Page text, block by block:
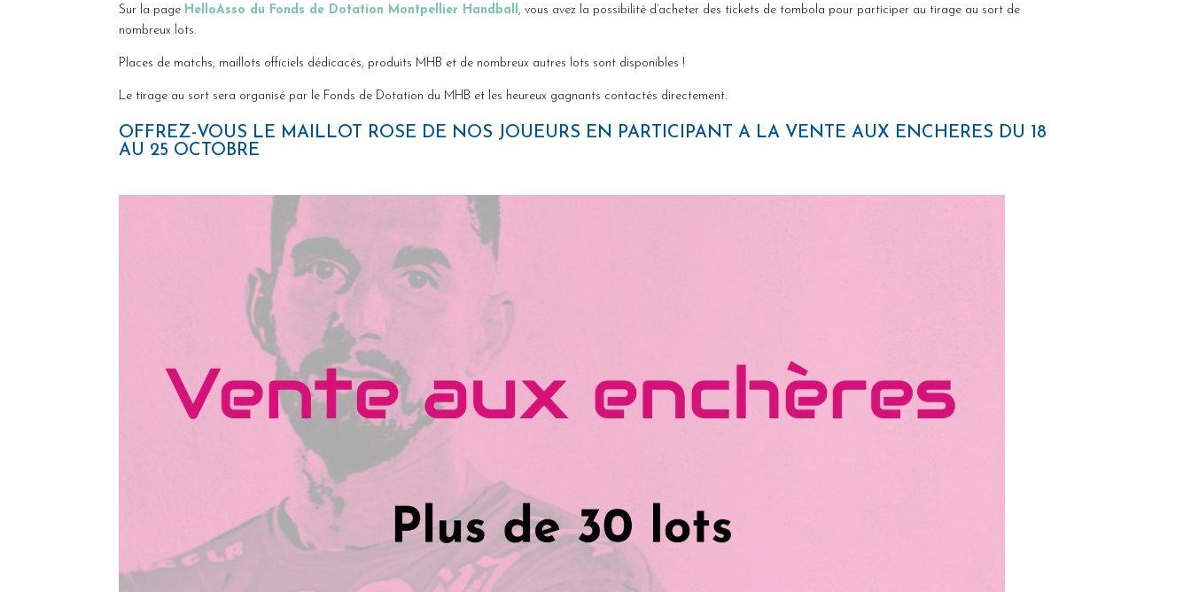
Sur la page HelloAsso du Fonds de Dotation Montpellier Handball, vous avez la possibilité d’acheter des tickets de tombola pour participer au tirage au sort de
nombreux lots.
Places de matchs, maillots officiels dédicacés, produits MHB et de nombreux autres lots sont disponibles !
Le tirage au sort sera organisé par le Fonds de Dotation du MHB et les heureux gagnants contactés directement.
OFFREZ-VOUS LE MAILLOT ROSE DE NOS JOUEURS EN PARTICIPANT A LA VENTE AUX ENCHERES DU 18
AU 25 OCTOBRE